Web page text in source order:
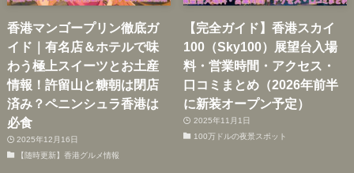
香港マンゴープリン徹底ガ
イド｜有名店＆ホテルで味
わう極上スイーツとお土産
情報！許留山と糖朝は閉店
済み？ペニンシュラ香港は
必食
2025年12月16日
【随時更新】香港グルメ情報
【完全ガイド】香港スカイ
100（Sky100）展望台入場
料・営業時間・アクセス・
口コミまとめ（2026年前半
に新装オープン予定）
2025年11月1日
100万ドルの夜景スポット